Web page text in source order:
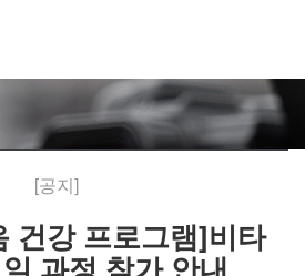
[공지]
건강 프로그램]비타